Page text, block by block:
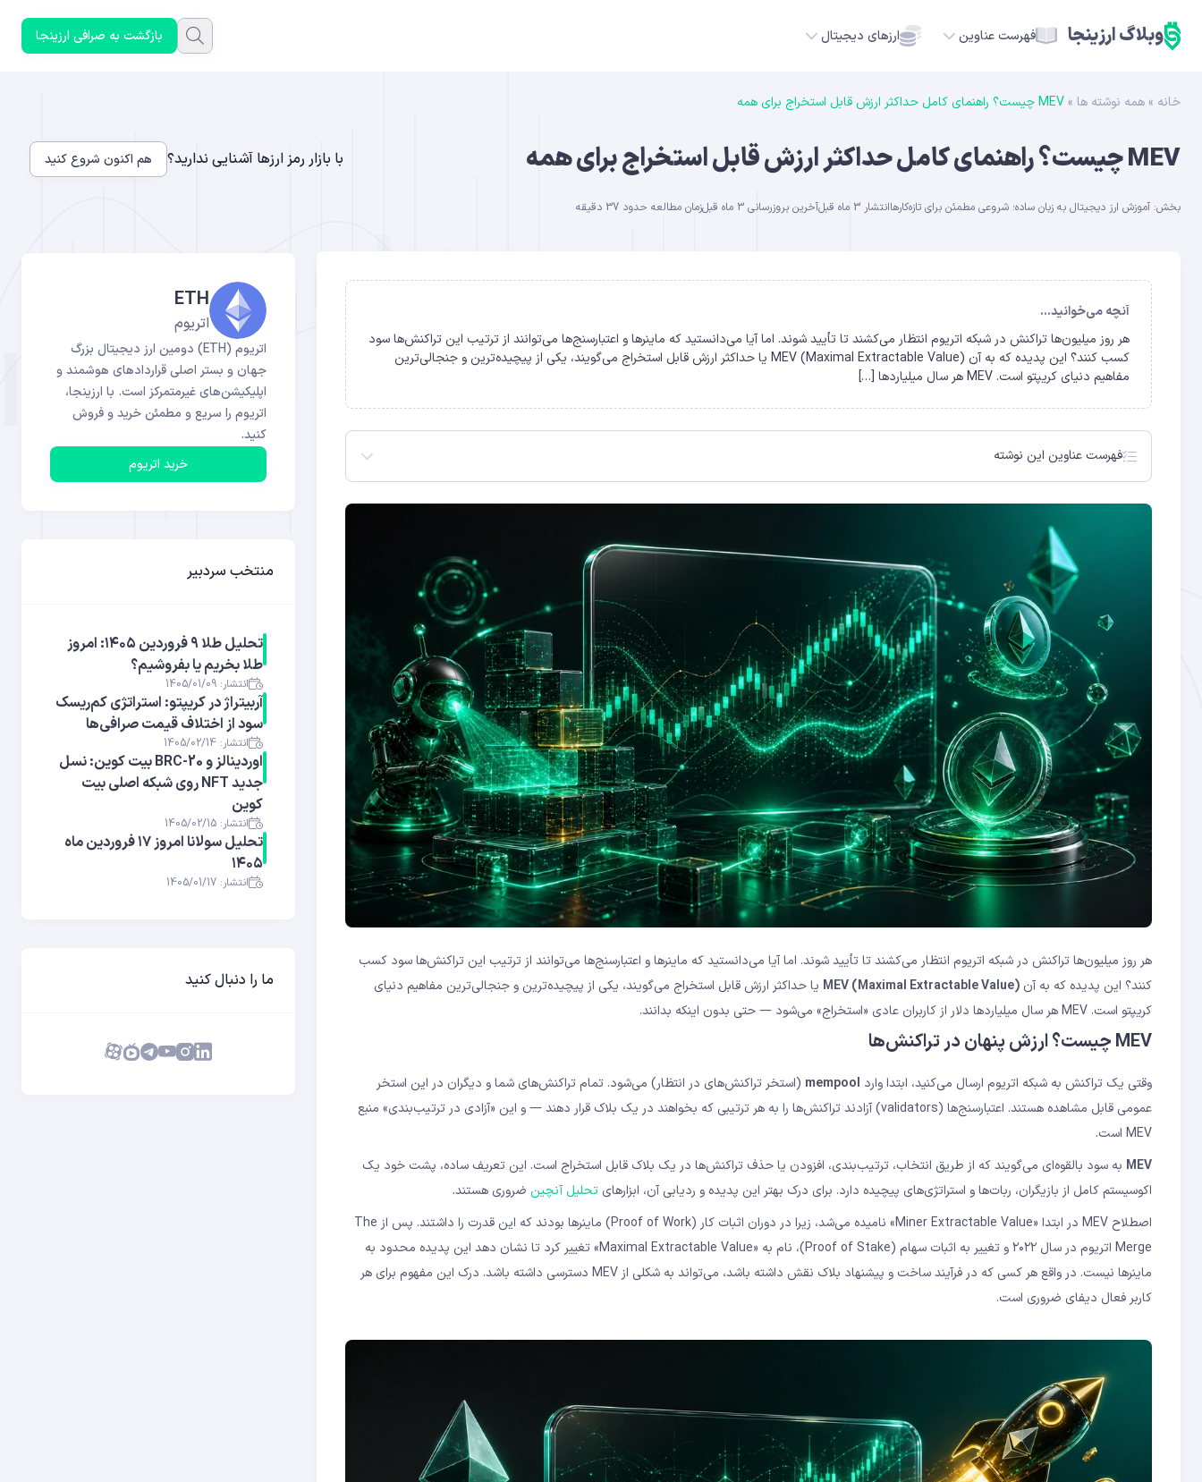
وبلاگ ارزینجا فهرست عناوین ارزهای دیجیتال
ADA
بازگشت به صرافی ارزینجا
خانه » همه نوشته ها » MEV چیست؟ راهنمای کامل حداکثر ارزش قابل استخراج برای همه
MEV چیست؟ راهنمای کامل حداکثر ارزش قابل استخراج برای همه با بازار رمز ارزها آشنایی ندارید؟ هم اکنون شروع کنید
بخش: آموزش ارز دیجیتال به زبان ساده؛ شروعی مطمئن برای تازه‌کارهاانتشار 3 ماه قبل آخرین بروزرسانی 3 ماه قبل زمان مطالعه حدود 37 دقیقه
آنچه می‌خوانید...
هر روز میلیون‌ها تراکنش در شبکه اتریوم انتظار می‌کشند تا تأیید شوند. اما آیا می‌دانستید که ماینرها و اعتبارسنج‌ها می‌توانند از ترتیب این تراکنش‌ها سود
کسب کنند؟ این پدیده که به آن MEV (Maximal Extractable Value) یا حداکثر ارزش قابل استخراج می‌گویند، یکی از پیچیده‌ترین و جنجالی‌ترین
مفاهیم دنیای کریپتو است. MEV هر سال میلیاردها […]
فهرست عناوین این نوشته
انواع اصلی MEV: چگونه ارزش استخراج می‌شود؟
اعداد و ارقام: MEV چقدر بزرگ است؟
MEV-Boost و PBS: اکوسیستم جدید
چطور از MEV در امان بمانیم؟ راهکارهای عملی
سوالات متداول
۲. Sandwich Attack: حمله ساندویچی
۳. لیکوییدیشن (Liquidation)
۴. Front-Running NFT
Flashbots: اولین تلاش برای بازی منصفانه
PBS (Proposer-Builder Separation)
Sandwich Attack چیست؟
چطور از Sandwich Attack در امان بمانیم؟
آیا MEV همیشه بد است؟
MEV چقدر بزرگ است؟
هر روز میلیون‌ها تراکنش در شبکه اتریوم انتظار می‌کشند تا تأیید شوند. اما آیا می‌دانستید که ماینرها و اعتبارسنج‌ها می‌توانند از ترتیب این تراکنش‌ها سود کسب
کنند؟ این پدیده که به آن MEV (Maximal Extractable Value) یا حداکثر ارزش قابل استخراج می‌گویند، یکی از پیچیده‌ترین و جنجالی‌ترین مفاهیم دنیای
کریپتو است. MEV هر سال میلیاردها دلار از کاربران عادی «استخراج» می‌شود — حتی بدون اینکه بدانند.
MEV چیست؟ ارزش پنهان در تراکنش‌ها
وقتی یک تراکنش به شبکه اتریوم ارسال می‌کنید، ابتدا وارد mempool (استخر تراکنش‌های در انتظار) می‌شود. تمام تراکنش‌های شما و دیگران در این استخر
عمومی قابل مشاهده هستند. اعتبارسنج‌ها (validators) آزادند تراکنش‌ها را به هر ترتیبی که بخواهند در یک بلاک قرار دهند — و این «آزادی در ترتیب‌بندی» منبع
MEV است.
MEV به سود بالقوه‌ای می‌گویند که از طریق انتخاب، ترتیب‌بندی، افزودن یا حذف تراکنش‌ها در یک بلاک قابل استخراج است. این تعریف ساده، پشت خود یک
اکوسیستم کامل از بازیگران، ربات‌ها و استراتژی‌های پیچیده دارد. برای درک بهتر این پدیده و ردیابی آن، ابزارهای تحلیل آنچین ضروری هستند.
اصطلاح MEV در ابتدا «Miner Extractable Value» نامیده می‌شد، زیرا در دوران اثبات کار (Proof of Work) ماینرها بودند که این قدرت را داشتند. پس از The
Merge اتریوم در سال ۲۰۲۲ و تغییر به اثبات سهام (Proof of Stake)، نام به «Maximal Extractable Value» تغییر کرد تا نشان دهد این پدیده محدود به
ماینرها نیست. در واقع هر کسی که در فرآیند ساخت و پیشنهاد بلاک نقش داشته باشد، می‌تواند به شکلی از MEV دسترسی داشته باشد. درک این مفهوم برای هر
کاربر فعال دیفای ضروری است.
ETH
اتریوم
اتریوم (ETH) دومین ارز دیجیتال بزرگ
جهان و بستر اصلی قراردادهای هوشمند و
اپلیکیشن‌های غیرمتمرکز است. با ارزینجا،
اتریوم را سریع و مطمئن خرید و فروش
کنید.
خرید اتریوم
منتخب سردبیر
تحلیل طلا ۹ فروردین ۱۴۰۵: امروز
طلا بخریم یا بفروشیم؟
انتشار: 1405/01/09
آربیتراژ در کریپتو: استراتژی کم‌ریسک
سود از اختلاف قیمت صرافی‌ها
انتشار: 1405/02/14
اوردینالز و BRC-20 بیت کوین: نسل
جدید NFT روی شبکه اصلی بیت
کوین
انتشار: 1405/02/15
تحلیل سولانا امروز ۱۷ فروردین ماه
۱۴۰۵
انتشار: 1405/01/17
ما را دنبال کنید